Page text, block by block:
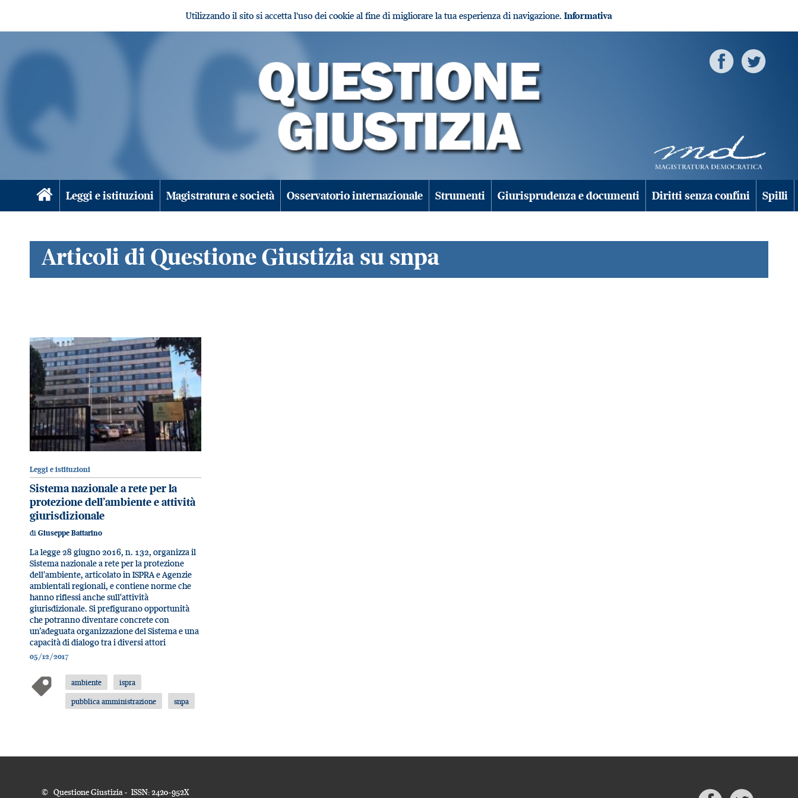
Utilizzando il sito si accetta l'uso dei cookie al fine di migliorare la tua esperienza di navigazione. Informativa
Leggi e istituzioni Magistratura e società Osservatorio internazionale Strumenti Giurisprudenza e documenti Diritti senza confini Spilli
Articoli di Questione Giustizia su snpa
Leggi e istituzioni
Sistema nazionale a rete per la
protezione dell’ambiente e attività
giurisdizionale
di Giuseppe Battarino
La legge 28 giugno 2016, n. 132, organizza il
Sistema nazionale a rete per la protezione
dell'ambiente, articolato in ISPRA e Agenzie
ambientali regionali, e contiene norme che
hanno riflessi anche sull'attività
giurisdizionale. Si prefigurano opportunità
che potranno diventare concrete con
un’adeguata organizzazione del Sistema e una
capacità di dialogo tra i diversi attori
05/12/2017
ambiente
ispra
pubblica amministrazione
snpa
© Questione Giustizia - ISSN: 2420-952X